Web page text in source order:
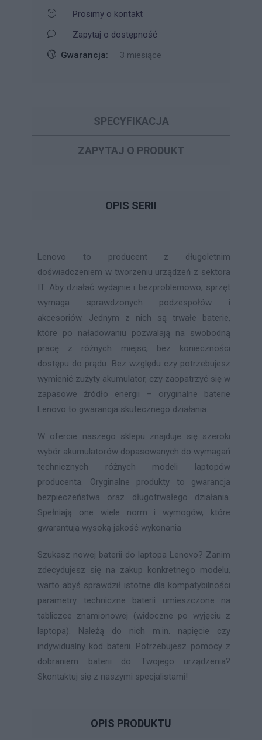
Prosimy o kontakt
Zapytaj o dostępność
Gwarancja:
3 miesiące
SPECYFIKACJA
ZAPYTAJ O PRODUKT
OPIS SERII
Lenovo to producent z długoletnim
doświadczeniem w tworzeniu urządzeń z sektora
IT. Aby działać wydajnie i bezproblemowo, sprzęt
wymaga sprawdzonych podzespołów i
akcesoriów. Jednym z nich są trwałe baterie,
które po naładowaniu pozwalają na swobodną
pracę z różnych miejsc, bez konieczności
dostępu do prądu. Bez względu czy potrzebujesz
wymienić zużyty akumulator, czy zaopatrzyć się w
zapasowe źródło energii – oryginalne baterie
Lenovo to gwarancja skutecznego działania.
W ofercie naszego sklepu znajduje się szeroki
wybór akumulatorów dopasowanych do wymagań
technicznych różnych modeli laptopów
producenta. Oryginalne produkty to gwarancja
bezpieczeństwa oraz długotrwałego działania.
Spełniają one wiele norm i wymogów, które
gwarantują wysoką jakość wykonania
Szukasz nowej baterii do laptopa Lenovo? Zanim
zdecydujesz się na zakup konkretnego modelu,
warto abyś sprawdził istotne dla kompatybilności
parametry techniczne baterii umieszczone na
tabliczce znamionowej (widoczne po wyjęciu z
laptopa). Należą do nich m.in. napięcie czy
indywidualny kod baterii. Potrzebujesz pomocy z
dobraniem baterii do Twojego urządzenia?
Skontaktuj się z naszymi specjalistami!
OPIS PRODUKTU